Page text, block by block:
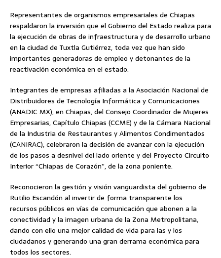
Representantes de organismos empresariales de Chiapas
respaldaron la inversión que el Gobierno del Estado realiza para
la ejecución de obras de infraestructura y de desarrollo urbano
en la ciudad de Tuxtla Gutiérrez, toda vez que han sido
importantes generadoras de empleo y detonantes de la
reactivación económica en el estado.
Integrantes de empresas afiliadas a la Asociación Nacional de
Distribuidores de Tecnología Informática y Comunicaciones
(ANADIC MX), en Chiapas, del Consejo Coordinador de Mujeres
Empresarias, Capítulo Chiapas (CCME) y de la Cámara Nacional
de la Industria de Restaurantes y Alimentos Condimentados
(CANIRAC), celebraron la decisión de avanzar con la ejecución
de los pasos a desnivel del lado oriente y del Proyecto Circuito
Interior “Chiapas de Corazón”, de la zona poniente.
Reconocieron la gestión y visión vanguardista del gobierno de
Rutilio Escandón al invertir de forma transparente los
recursos públicos en vías de comunicación que abonen a la
conectividad y la imagen urbana de la Zona Metropolitana,
dando con ello una mejor calidad de vida para las y los
ciudadanos y generando una gran derrama económica para
todos los sectores.